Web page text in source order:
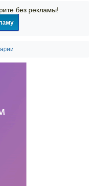
без рекламы!